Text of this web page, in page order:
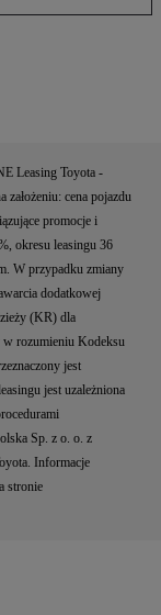
Leasing Toyota -
założeniu: cena pojazdu
promocje i
okresu leasingu 36
W przypadku zmiany
dodatkowej
(KR) dla
w rozumieniu Kodeksu
jest
jest uzależniona
Sp. z o. o. z
Informacje
stronie